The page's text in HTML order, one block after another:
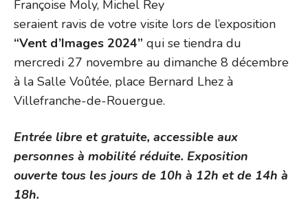
Françoise Moly, Michel Rey
seraient ravis de votre visite lors de l’exposition
“Vent d’Images 2024” qui se tiendra du
mercredi 27 novembre au dimanche 8 décembre
à la Salle Voûtée, place Bernard Lhez à
Villefranche-de-Rouergue.
Entrée libre et gratuite, accessible aux
personnes à mobilité réduite. Exposition
ouverte tous les jours de 10h à 12h et de 14h à
18h.